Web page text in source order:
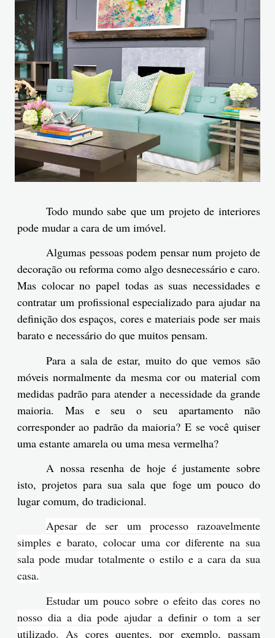
Todo mundo sabe que um projeto de interiores
pode mudar a cara de um imóvel.
Algumas pessoas podem pensar num projeto de
decoração ou reforma como algo desnecessário e caro.
Mas colocar no papel todas as suas necessidades e
contratar um profissional especializado para ajudar na
definição dos espaços, cores e materiais pode ser mais
barato e necessário do que muitos pensam.
Para a sala de estar, muito do que vemos são
móveis normalmente da mesma cor ou material com
medidas padrão para atender a necessidade da grande
maioria. Mas e seu o seu apartamento não
corresponder ao padrão da maioria? E se você quiser
uma estante amarela ou uma mesa vermelha?
A nossa resenha de hoje é justamente sobre
isto, projetos para sua sala que foge um pouco do
lugar comum, do tradicional.
Apesar de ser um processo razoavelmente
simples e barato, colocar uma cor diferente na sua
sala pode mudar totalmente o estilo e a cara da sua
casa.
Estudar um pouco sobre o efeito das cores no
nosso dia a dia pode ajudar a definir o tom a ser
utilizado. As cores quentes, por exemplo, passam